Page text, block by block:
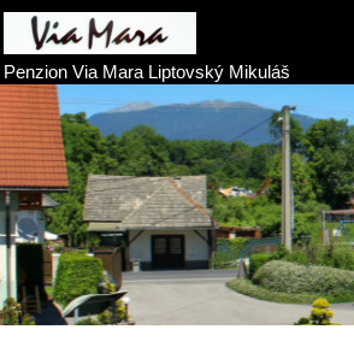
Penzion Via Mara Liptovský Mikuláš